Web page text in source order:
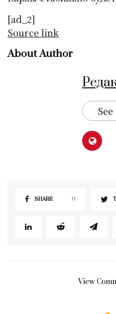
[ad_2]
Source link
About Author
SHARE 0
View